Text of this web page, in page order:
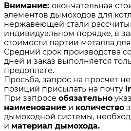
Внимание: окончательная
элементов дымоходов для
нержавеющей стали
индивидуальном порядке, в
стоимости партии металла
Средний срок производства
дней и заказ выполняется
предоплате.
Просьба, запрос на просчет
позиций присылать на почту
При запросе обязательно
наименование и количество
дымоходной системы,
и материал дымохода.